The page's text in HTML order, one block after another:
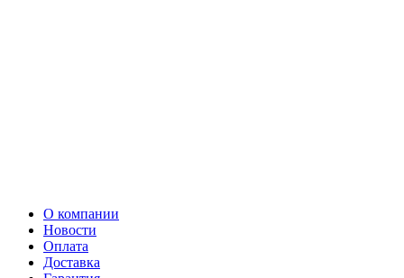
О компании
Новости
Оплата
Доставка